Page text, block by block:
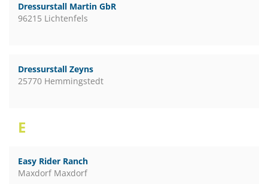
Dressurstall Martin GbR
96215 Lichtenfels
Dressurstall Zeyns
25770 Hemmingstedt
E
Easy Rider Ranch
Maxdorf Maxdorf